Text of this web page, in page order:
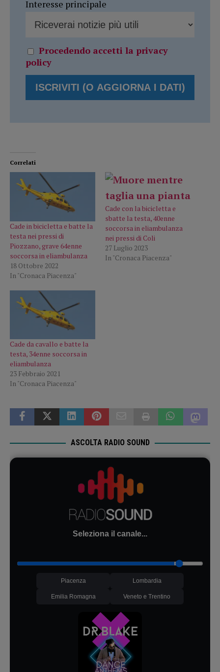
Interesse principale
Procedendo accetti la privacy
policy
Correlati
Cade in bicicletta e batte la
testa nei pressi di
Piozzano, grave 64enne
soccorsa in eliambulanza
18 Ottobre 2022
In "Cronaca Piacenza"
Cade con la bicicletta e
sbatte la testa, 40enne
soccorsa in eliambulanza
nei pressi di Coli
27 Luglio 2023
In "Cronaca Piacenza"
Cade da cavallo e batte la
testa, 34enne soccorsa in
eliambulanza
23 Febbraio 2021
In "Cronaca Piacenza"
ASCOLTA RADIO SOUND
Seleziona il canale...
Piacenza Lombardia
Emilia Romagna Veneto e Trentino